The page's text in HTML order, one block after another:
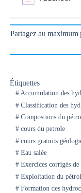
Partagez au maximum
Étiquettes
#Accumulation des
#Classification des
#Compostions du
#cours du petrole
#cours gratuits
#Eau salée
#Exercices corrigés
#Exploitation du
#Formation des